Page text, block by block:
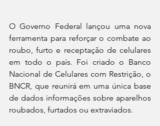
O Governo Federal lançou uma nova
ferramenta para reforçar o combate ao
roubo, furto e receptação de celulares
em todo o país. Foi criado o Banco
Nacional de Celulares com Restrição, o
BNCR, que reunirá em uma única base
de dados informações sobre aparelhos
roubados, furtados ou extraviados.